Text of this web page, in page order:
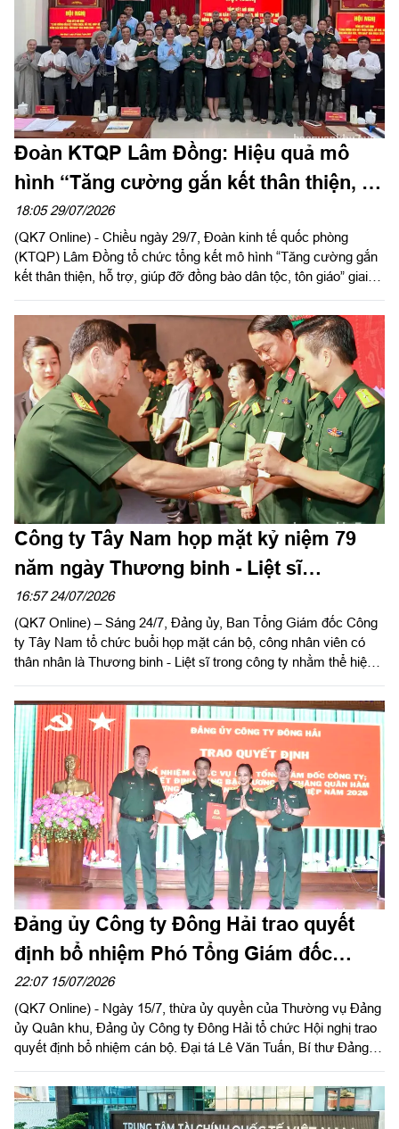
Công ty Tây Nam cùng đông đảo cán bộ, đoàn viên, người lao
động Công ty Cảng ICD Tây Nam.
Đoàn KTQP Lâm Đồng: Hiệu quả mô
hình “Tăng cường gắn kết thân thiện, hỗ
trợ, giúp đỡ đồng bào dân tộc, tôn giáo”
18:05 29/07/2026
(QK7 Online) - Chiều ngày 29/7, Đoàn kinh tế quốc phòng
(KTQP) Lâm Đồng tổ chức tổng kết mô hình “Tăng cường gắn
kết thân thiện, hỗ trợ, giúp đỡ đồng bào dân tộc, tôn giáo” giai
Chính trị Quân khu dự chỉ đạo hội nghị.
Công ty Tây Nam họp mặt kỷ niệm 79
năm ngày Thương binh - Liệt sĩ
(27/7/1947 – 27/7/2026)
16:57 24/07/2026
(QK7 Online) – Sáng 24/7, Đảng ủy, Ban Tổng Giám đốc Công
ty Tây Nam tổ chức buổi họp mặt cán bộ, công nhân viên có
thân nhân là Thương binh - Liệt sĩ trong công ty nhằm thể hiện
thương binh, bệnh binh nhân kỷ niệm 79 năm ngày Thương
binh - Liệt sĩ (27/7/1947 – 27/7/2026).
Đảng ủy Công ty Đông Hải trao quyết
định bổ nhiệm Phó Tổng Giám đốc
Công ty
22:07 15/07/2026
(QK7 Online) - Ngày 15/7, thừa ủy quyền của Thường vụ Đảng
ủy Quân khu, Đảng ủy Công ty Đông Hải tổ chức Hội nghị trao
quyết định bổ nhiệm cán bộ. Đại tá Lê Văn Tuấn, Bí thư Đảng